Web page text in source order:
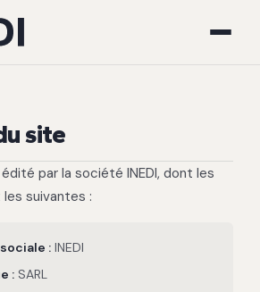
site
par la société INEDI, dont les
suivantes :
: INEDI
: SARL